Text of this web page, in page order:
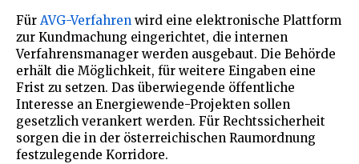
Für AVG-Verfahren wird eine elektronische Plattform
zur Kundmachung eingerichtet, die internen
Verfahrensmanager werden ausgebaut. Die Behörde
erhält die Möglichkeit, für weitere Eingaben eine
Frist zu setzen. Das überwiegende öffentliche
Interesse an Energiewende-Projekten sollen
gesetzlich verankert werden. Für Rechtssicherheit
sorgen die in der österreichischen Raumordnung
festzulegende Korridore.